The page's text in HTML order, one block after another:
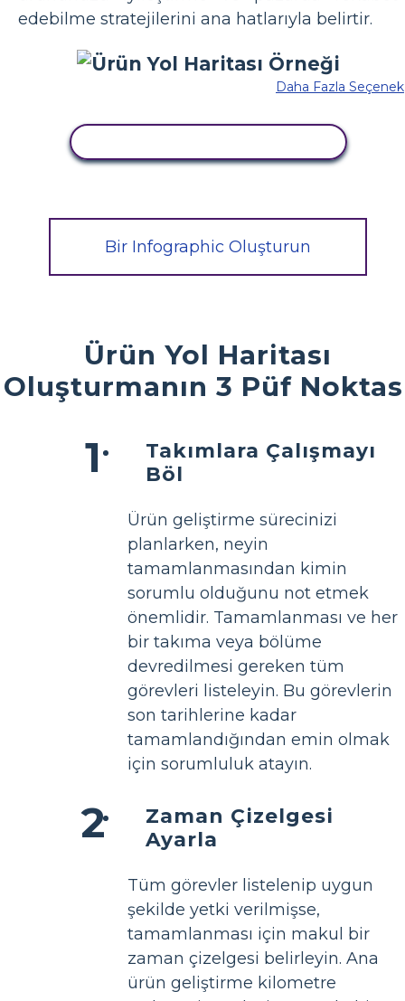
edebilme stratejilerini ana hatlarıyla belirtir.
Daha Fazla Seçenek
Bir Infographic Oluşturun
Ürün Yol Haritası
Oluşturmanın 3 Püf
Takımlara Çalışmayı
Böl
Ürün geliştirme sürecinizi
planlarken, neyin
tamamlanmasından kimin
sorumlu olduğunu not etmek
önemlidir. Tamamlanması ve her
bir takıma veya bölüme
devredilmesi gereken tüm
görevleri listeleyin. Bu görevlerin
son tarihlerine kadar
tamamlandığından emin olmak
için sorumluluk atayın.
Zaman Çizelgesi
Ayarla
Tüm görevler listelenip uygun
şekilde yetki verilmişse,
tamamlanması için makul bir
zaman çizelgesi belirleyin. Ana
ürün geliştirme kilometre